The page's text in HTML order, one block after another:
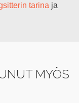
tarina ja
MYÖS